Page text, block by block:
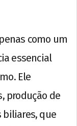
como um
essencial
Ele
produção de
biliares, que